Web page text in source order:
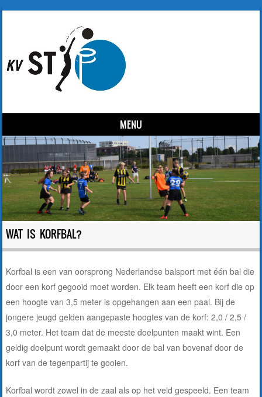
MENU
Skip to content
WAT IS KORFBAL?
Korfbal is een van oorsprong Nederlandse balsport met één bal die
door een korf gegooid moet worden. Elk team heeft een korf die op
een hoogte van 3,5 meter is opgehangen aan een paal. Bij de
jongere jeugd gelden aangepaste hoogtes van de korf: 2,0 / 2,5 /
3,0 meter. Het team dat de meeste doelpunten maakt wint. Een
geldig doelpunt wordt gemaakt door de bal van bovenaf door de
korf van de tegenpartij te gooien.
Korfbal wordt zowel in de zaal als op het veld gespeeld. Een team